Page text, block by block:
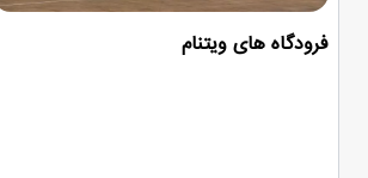
فرودگاه های ویتنام